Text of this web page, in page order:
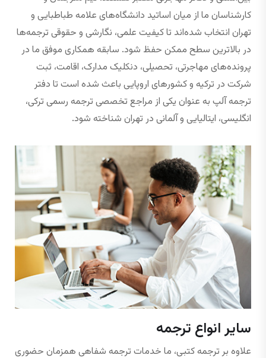
کارشناسان ما از میان اساتید دانشگاه‌های علامه طباطبایی و
تهران انتخاب شده‌اند تا کیفیت علمی، نگارشی و حقوقی ترجمه‌ها
در بالاترین سطح ممکن حفظ شود. سابقه همکاری موفق ما در
پرونده‌های مهاجرتی، تحصیلی، دنکلیک مدارک، اقامت، ثبت
شرکت در ترکیه و کشورهای اروپایی باعث شده است تا دفتر
ترجمه آلپ به ‌عنوان یکی از مراجع تخصصی ترجمه رسمی ترکی،
انگلیسی، ایتالیایی و آلمانی در تهران شناخته شود.
سایر انواع ترجمه
علاوه بر ترجمه کتبی، ما خدمات ترجمه شفاهی همزمان حضوری